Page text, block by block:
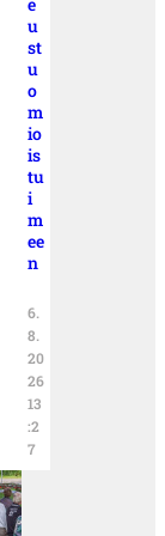
u
st
u
o
m
io
is
tu
i
m
ee
n
6.
8.
20
26
13
:2
7